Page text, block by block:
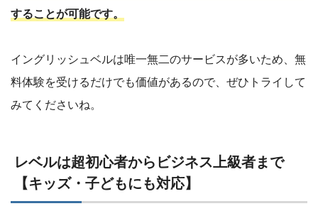
することが可能です。
イングリッシュベルは唯一無二のサービスが多いため、無
料体験を受けるだけでも価値があるので、ぜひトライして
みてくださいね。
レベルは超初心者からビジネス上級者まで
【キッズ・子どもにも対応】